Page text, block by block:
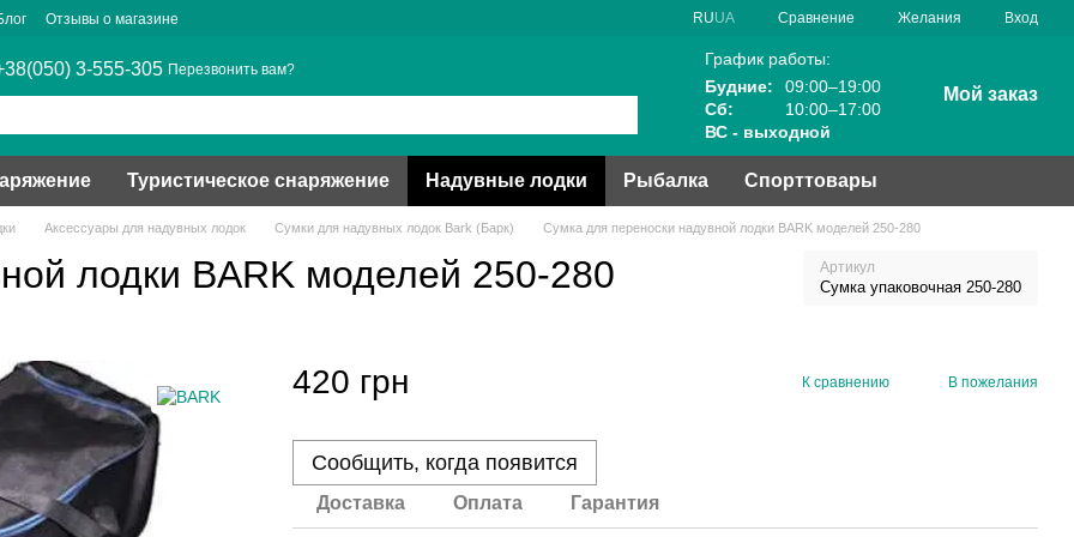
Отзывы о магазине RUUA Сравнение Желания Вход
3-555-305 Перезвонить вам?
График работы:
Будние:
09:00–19:00
Сб:
10:00–17:00
ВС - выходной
Мой заказ
Туристическое снаряжение Надувные лодки Рыбалка Спорттовары
Аксессуары для надувных лодок Сумки для надувных лодок Bark (Барк) Сумка для переноски надувной лодки BARK моделей 250-280
лодки BARK моделей 250-280 Артикул
Сумка упаковочная 250-280
420 грн К сравнению В пожелания
Сообщить, когда появится
Доставка Оплата Гарантия